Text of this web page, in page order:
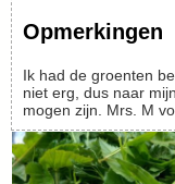
Opmerkingen
Ik had de groenten behoorlijk droog geknepen. De feta smelt
niet erg, dus naar
mogen zijn. Mrs. M